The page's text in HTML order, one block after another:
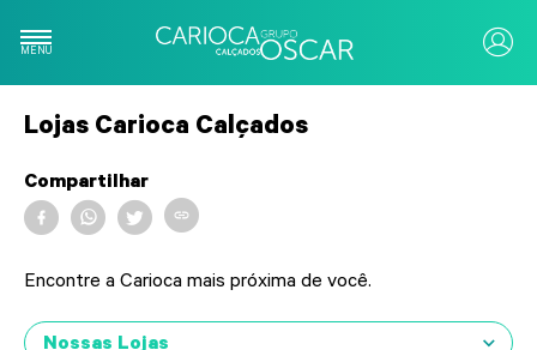
Sobre
MENU
Lojas Carioca Calçados
Compartilhar
Encontre a Carioca mais próxima de você.
Nossas Lojas